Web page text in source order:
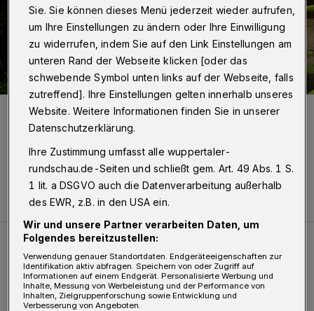
Weitere Bilderstrecken
Sommer in der Elberfelder City
Sie. Sie können dieses Menü jederzeit wieder aufrufen,
um Ihre Einstellungen zu ändern oder Ihre Einwilligung
zu widerrufen, indem Sie auf den Link Einstellungen am
unteren Rand der Webseite klicken [oder das
schwebende Symbol unten links auf der Webseite, falls
zutreffend]. Ihre Einstellungen gelten innerhalb unseres
Website. Weitere Informationen finden Sie in unserer
Datenschutzerklärung.
Ihre Zustimmung umfasst alle wuppertaler-
rundschau.de-Seiten und schließt gem. Art. 49 Abs. 1 S.
1 lit. a DSGVO auch die Datenverarbeitung außerhalb
des EWR, z.B. in den USA ein.
Wir und unsere Partner verarbeiten Daten, um
Folgendes bereitzustellen:
Verwendung genauer Standortdaten. Endgeräteeigenschaften zur
Identifikation aktiv abfragen. Speichern von oder Zugriff auf
Informationen auf einem Endgerät. Personalisierte Werbung und
Inhalte, Messung von Werbeleistung und der Performance von
Inhalten, Zielgruppenforschung sowie Entwicklung und
Verbesserung von Angeboten.